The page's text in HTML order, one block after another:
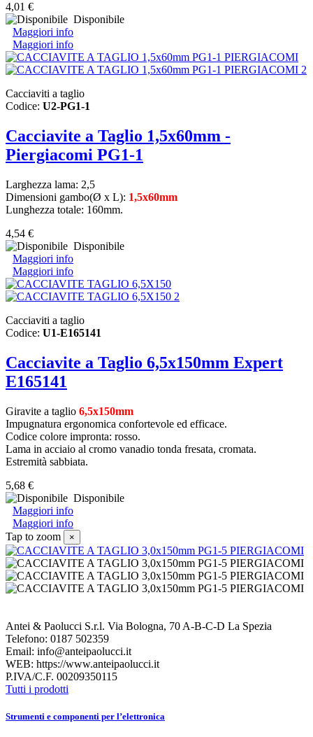
4,01 €
Disponibile
Maggiori info
Maggiori info
Cacciaviti a taglio
Codice: U2-PG1-1
Cacciavite a Taglio 1,5x60mm -
Piergiacomi PG1-1
Larghezza lama: 2,5
Dimensioni gambo(Ø x L): 1,5x60mm
Lunghezza totale: 160mm.
4,54 €
Disponibile
Maggiori info
Maggiori info
Cacciaviti a taglio
Codice: U1-E165141
Cacciavite a Taglio 6,5x150mm Expert
E165141
Giravite a taglio 6,5x150mm
Impugnatura ergonomica confortevole ed efficace.
Codice colore impronta: rosso.
Lama in acciaio al cromo vanadio tonda fresata, cromata.
Estremità sabbiata.
5,68 €
Disponibile
Maggiori info
Maggiori info
Tap to zoom
×
Antei & Paolucci S.r.l. Via Bologna, 70 A-B-C-D La Spezia
Telefono: 0187 502359
Email: info@anteipaolucci.it
WEB: https://www.anteipaolucci.it
P.IVA/C.F. 00209350115
Tutti i prodotti
Strumenti e componenti per l’elettronica